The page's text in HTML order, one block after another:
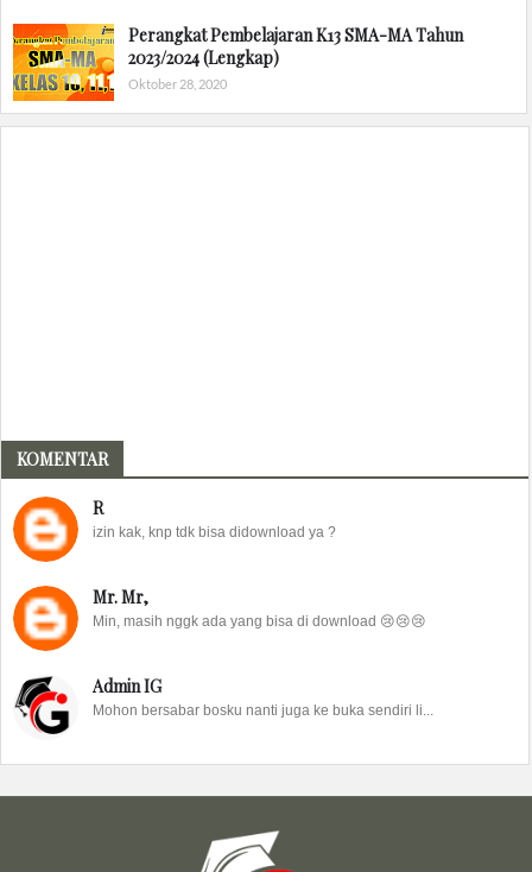
Perangkat Pembelajaran K13 SMA-MA Tahun
2023/2024 (Lengkap)
Oktober 28, 2020
KOMENTAR
R
izin kak, knp tdk bisa didownload ya ?
Mr. Mr,
Min, masih nggk ada yang bisa di download 😢😢😢
Admin IG
Mohon bersabar bosku nanti juga ke buka sendiri li...